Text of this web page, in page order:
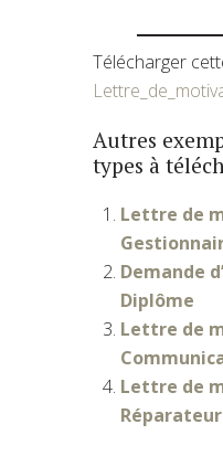
Télécharger
Autres
types à
Lettre de
Demande
Diplôme
Lettre de
Lettre de